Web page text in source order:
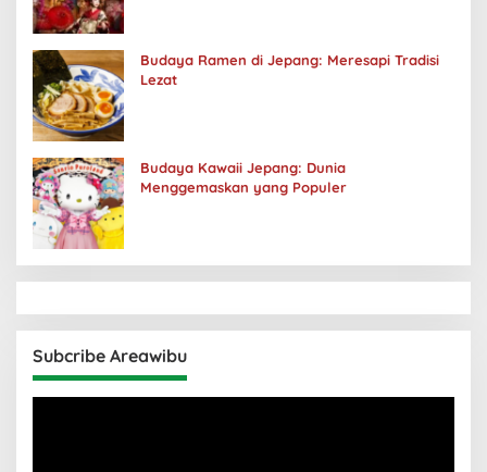
Budaya Ramen di Jepang: Meresapi Tradisi
Lezat
Budaya Kawaii Jepang: Dunia
Menggemaskan yang Populer
Subcribe Areawibu